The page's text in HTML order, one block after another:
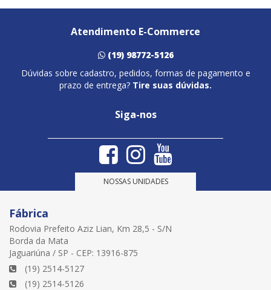
Atendimento E-Commerce
(19) 98772-5126
Dúvidas sobre cadastro, pedidos, formas de pagamento e
prazo de entrega? Tire suas dúvidas.
Siga-nos
NOSSAS UNIDADES
Fábrica
Rodovia Prefeito Aziz Lian, Km 28,5 - S/N
Borda da Mata
Jaguariúna / SP - CEP: 13916-875
(19) 2514-5127
(19) 2514-5126